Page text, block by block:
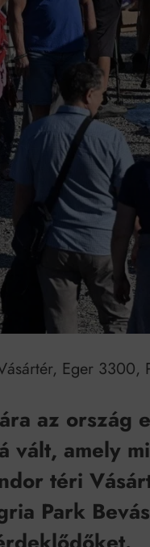
Bitumenes
Eger 3300,
az ország
vált, amely
téri
Park